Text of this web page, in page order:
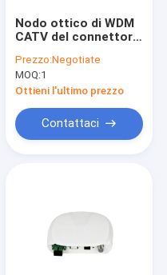
Nodo ottico di WDM
CATV del connettore
dello Sc
Prezzo:Negotiate
MOQ:1
Ottieni l'ultimo prezzo
Contattaci